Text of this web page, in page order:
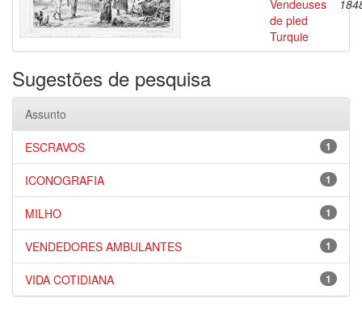
Vendeuses
de pled
Turquie
Sugestões de pesquisa
Assunto
1
ESCRAVOS
1
ICONOGRAFIA
1
MILHO
1
VENDEDORES AMBULANTES
1
VIDA COTIDIANA